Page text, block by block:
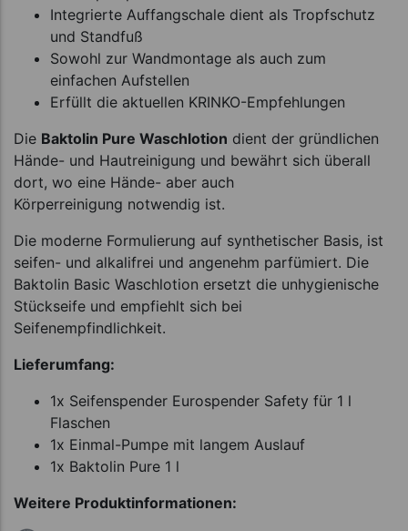
Integrierte Auffangschale dient als Tropfschutz
und Standfuß
Sowohl zur Wandmontage als auch zum
einfachen Aufstellen
Erfüllt die aktuellen KRINKO-Empfehlungen
Die Baktolin Pure Waschlotion dient der gründlichen
Hände- und Hautreinigung und bewährt sich überall
dort, wo eine Hände- aber auch
Körperreinigung notwendig ist.
Die moderne Formulierung auf synthetischer Basis, ist
seifen- und alkalifrei und angenehm parfümiert. Die
Baktolin Basic Waschlotion ersetzt die unhygienische
Stückseife und empfiehlt sich bei
Seifenempfindlichkeit.
Lieferumfang:
1x Seifenspender Eurospender Safety für 1 l
Flaschen
1x Einmal-Pumpe mit langem Auslauf
1x Baktolin Pure 1 l
Weitere Produktinformationen: